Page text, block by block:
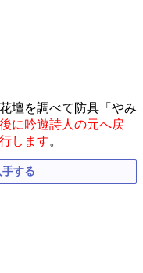
壇を調べて防具「やみ
に吟遊詩人の元へ戻
します。
する